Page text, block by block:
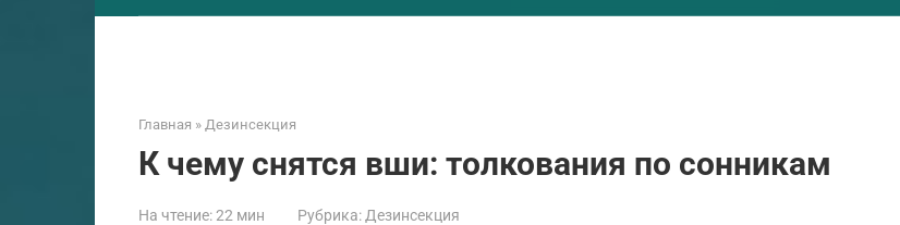
Главная » Дезинсекция
К чему снятся вши: толкования по сонникам
На чтение:22 мин Рубрика: Дезинсекция